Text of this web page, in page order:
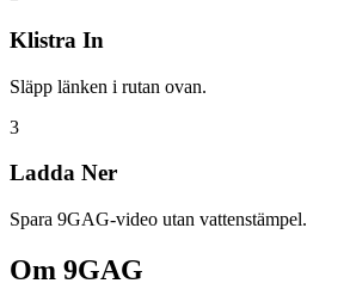
Klistra In
Släpp länken i rutan ovan.
3
Ladda Ner
Spara 9GAG-video utan vattenstämpel.
Om 9GAG